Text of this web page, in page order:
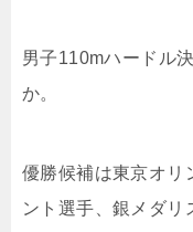
男子110mハードル
か。
優勝候補は東京オリ
ント選手、銀メダリ